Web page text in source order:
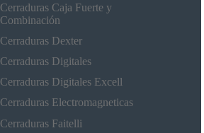
Cerraduras Caja Fuerte y
Combinación
Cerraduras Dexter
Cerraduras Digitales
Cerraduras Digitales Excell
Cerraduras Electromagneticas
Cerraduras Faitelli